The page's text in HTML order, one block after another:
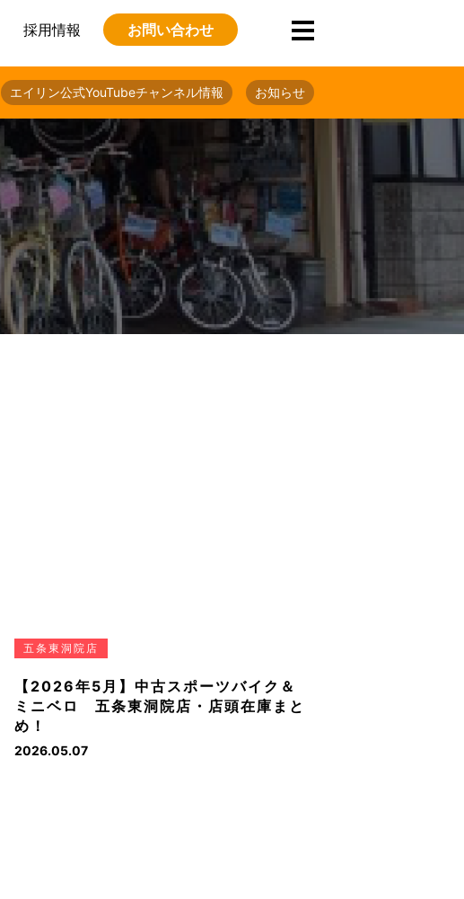
採用情報 お問い合わせ
エイリン公式YouTubeチャンネル情報 お知らせ
五条東洞院店
【2026年5月】中古スポーツバイク＆
ミニベロ 五条東洞院店・店頭在庫まと
め！
2026.05.07